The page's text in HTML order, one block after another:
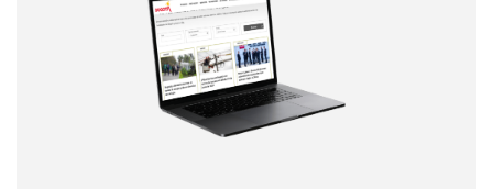
Correo electrónico
Tipo de comentario